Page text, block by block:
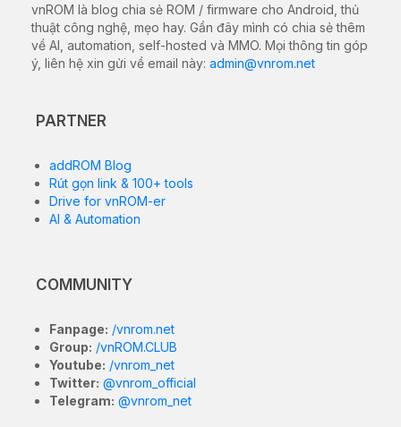
vnROM là blog chia sẻ ROM / firmware cho Android, thủ
thuật công nghệ, mẹo hay. Gần đây mình có chia sẻ thêm
về AI, automation, self-hosted và MMO. Mọi thông tin góp
ý, liên hệ xin gửi về email này: admin@vnrom.net
PARTNER
addROM Blog
Rút gọn link & 100+ tools
Drive for vnROM-er
AI & Automation
COMMUNITY
Fanpage: /vnrom.net
Group: /vnROM.CLUB
Youtube: /vnrom_net
Twitter: @vnrom_official
Telegram: @vnrom_net